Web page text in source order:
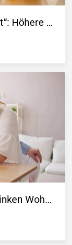
KfW-Förderung „Jung kauft Alt“: Höhere Kredite ab August 2026
Pendeln lohnt sich: So stark sinken Wohnungspreise im Umland